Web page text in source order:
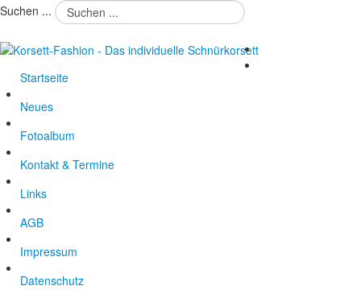
Suchen ...
Startseite
Neues
Fotoalbum
Kontakt & Termine
Links
AGB
Impressum
Datenschutz